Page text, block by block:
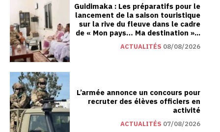
Guidimaka : Les préparatifs pour le
lancement de la saison touristique
sur la rive du fleuve dans le cadre
de « Mon pays… Ma destination »...
ACTUALITÉS 08/08/2026
L’armée annonce un concours pour
recruter des élèves officiers en
activité
ACTUALITÉS 07/08/2026